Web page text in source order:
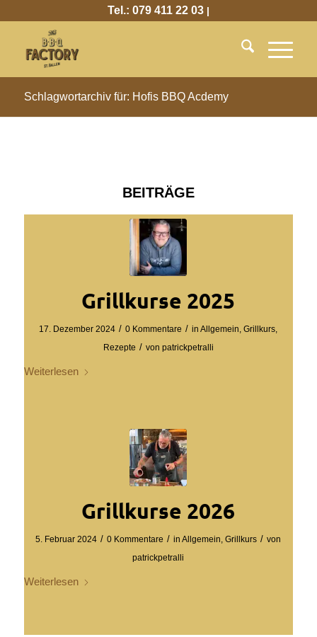
Tel.: 079 411 22 03|
Schlagwortarchiv für: Hofis BBQ Acdemy
BEITRÄGE
Grillkurse 2025
17. Dezember 2024 / 0 Kommentare / inAllgemein,Grillkurs,
Rezepte / von patrickpetralli
Weiterlesen
Grillkurse 2026
5. Februar 2024 / 0 Kommentare / inAllgemein,Grillkurs / von
patrickpetralli
Weiterlesen